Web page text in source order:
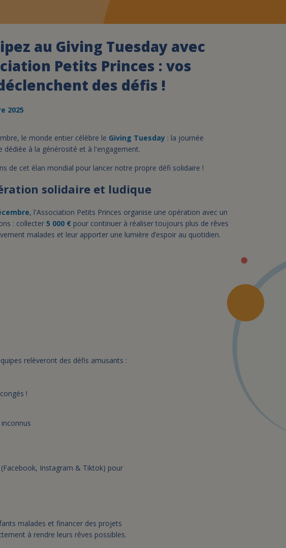
au Giving Tuesday avec
Petits Princes : vos
des défis !
2025
le monde entier célèbre le Giving Tuesday : la journée
dédiée à la générosité et à l'engagement.
de cet élan mondial pour lancer notre propre défi solidaire !
solidaire et ludique
, l'Association Petits Princes organise une opération avec un
: collecter 5 000 € pour continuer à réaliser toujours plus de rêves
malades et leur apporter une lumière d’espoir au quotidien.
relèveront des défis amusants :
!
Instagram & Tiktok) pour
malades et financer des projets
à rendre leurs rêves possibles.